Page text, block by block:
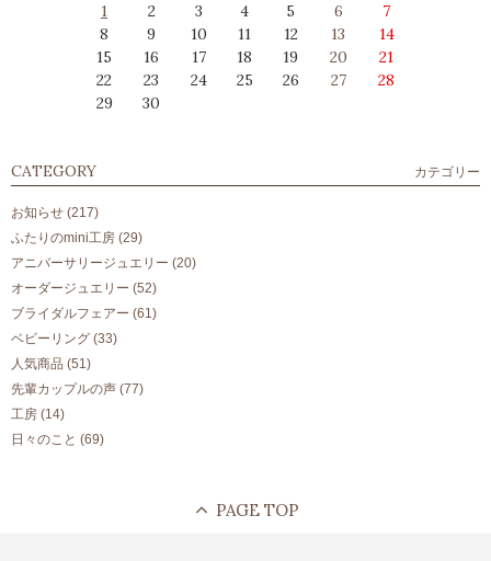
1
2 3 4 5 6
7
8
9 10 11 12 13
14
15
16 17 18 19 20
21
22
23 24 25 26 27
28
29
30
CATEGORY カテゴリー
お知らせ (217)
ふたりのmini工房 (29)
アニバーサリージュエリー (20)
オーダージュエリー (52)
ブライダルフェアー (61)
ベビーリング (33)
人気商品 (51)
先輩カップルの声 (77)
工房 (14)
日々のこと (69)